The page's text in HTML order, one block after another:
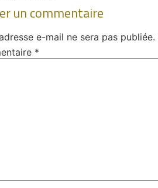
un commentaire
e-mail ne sera pas publiée.
*